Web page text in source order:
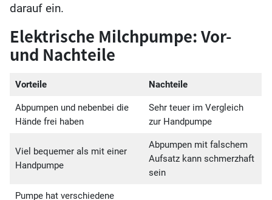
darauf ein.
Elektrische Milchpumpe: Vor-
und Nachteile
Vorteile Nachteile
Abpumpen und nebenbei die
Hände frei haben
Sehr teuer im Vergleich
zur Handpumpe
Viel bequemer als mit einer
Handpumpe
Abpumpen mit falschem
Aufsatz kann schmerzhaft
sein
Pumpe hat verschiedene